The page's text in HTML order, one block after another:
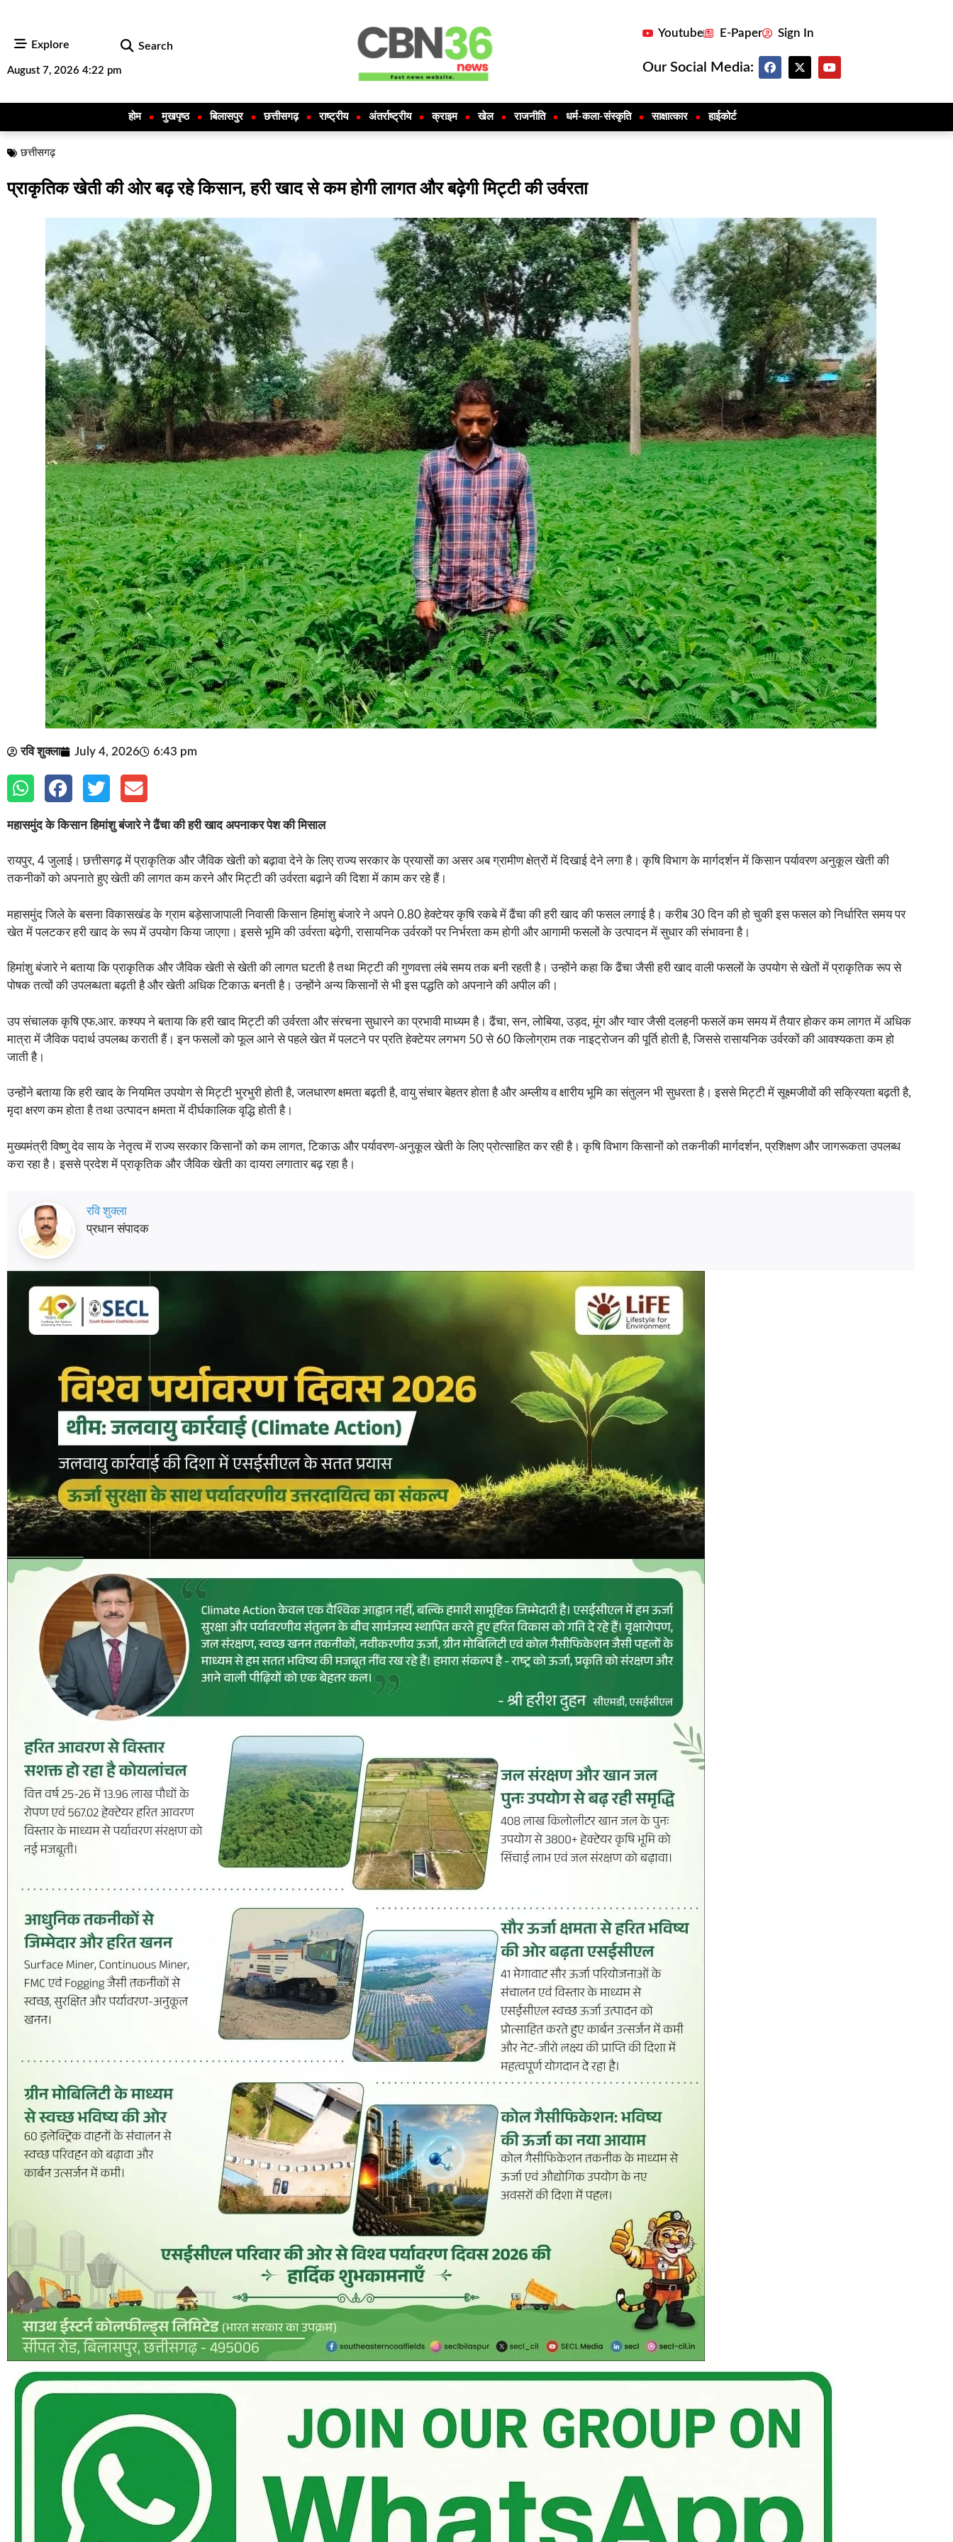
Explore Search
August 7, 2026 4:22 pm
Youtube E-Paper Sign In
Our Social Media:
होम मुखपृष्ठ बिलासपुर छत्तीसगढ़ राष्ट्रीय अंतर्राष्ट्रीय क्राइम खेल राजनीति धर्म-कला-संस्कृति साक्षात्कार हाईकोर्ट
छत्तीसगढ़
प्राकृतिक खेती की ओर बढ़ रहे किसान, हरी खाद से कम होगी लागत और बढ़ेगी मिट्टी की उर्वरता
रवि शुक्ला July 4, 2026 6:43 pm
महासमुंद के किसान हिमांशु बंजारे ने ढैंचा की हरी खाद अपनाकर पेश की मिसाल
रायपुर, 4 जुलाई। छत्तीसगढ़ में प्राकृतिक और जैविक खेती को बढ़ावा देने के लिए राज्य सरकार के प्रयासों का असर अब ग्रामीण क्षेत्रों में दिखाई देने लगा है। कृषि विभाग के मार्गदर्शन में किसान पर्यावरण अनुकूल खेती की
तकनीकों को अपनाते हुए खेती की लागत कम करने और मिट्टी की उर्वरता बढ़ाने की दिशा में काम कर रहे हैं।
महासमुंद जिले के बसना विकासखंड के ग्राम बड़ेसाजापाली निवासी किसान हिमांशु बंजारे ने अपने 0.80 हेक्टेयर कृषि रकबे में ढैंचा की हरी खाद की फसल लगाई है। करीब 30 दिन की हो चुकी इस फसल को निर्धारित समय पर
खेत में पलटकर हरी खाद के रूप में उपयोग किया जाएगा। इससे भूमि की उर्वरता बढ़ेगी, रासायनिक उर्वरकों पर निर्भरता कम होगी और आगामी फसलों के उत्पादन में सुधार की संभावना है।
हिमांशु बंजारे ने बताया कि प्राकृतिक और जैविक खेती से खेती की लागत घटती है तथा मिट्टी की गुणवत्ता लंबे समय तक बनी रहती है। उन्होंने कहा कि ढैंचा जैसी हरी खाद वाली फसलों के उपयोग से खेतों में प्राकृतिक रूप से
पोषक तत्वों की उपलब्धता बढ़ती है और खेती अधिक टिकाऊ बनती है। उन्होंने अन्य किसानों से भी इस पद्धति को अपनाने की अपील की।
उप संचालक कृषि एफ.आर. कश्यप ने बताया कि हरी खाद मिट्टी की उर्वरता और संरचना सुधारने का प्रभावी माध्यम है। ढैंचा, सन, लोबिया, उड़द, मूंग और ग्वार जैसी दलहनी फसलें कम समय में तैयार होकर कम लागत में अधिक
मात्रा में जैविक पदार्थ उपलब्ध कराती हैं। इन फसलों को फूल आने से पहले खेत में पलटने पर प्रति हेक्टेयर लगभग 50 से 60 किलोग्राम तक नाइट्रोजन की पूर्ति होती है, जिससे रासायनिक उर्वरकों की आवश्यकता कम हो
जाती है।
उन्होंने बताया कि हरी खाद के नियमित उपयोग से मिट्टी भुरभुरी होती है, जलधारण क्षमता बढ़ती है, वायु संचार बेहतर होता है और अम्लीय व क्षारीय भूमि का संतुलन भी सुधरता है। इससे मिट्टी में सूक्ष्मजीवों की सक्रियता बढ़ती है,
मृदा क्षरण कम होता है तथा उत्पादन क्षमता में दीर्घकालिक वृद्धि होती है।
मुख्यमंत्री विष्णु देव साय के नेतृत्व में राज्य सरकार किसानों को कम लागत, टिकाऊ और पर्यावरण-अनुकूल खेती के लिए प्रोत्साहित कर रही है। कृषि विभाग किसानों को तकनीकी मार्गदर्शन, प्रशिक्षण और जागरूकता उपलब्ध
करा रहा है। इससे प्रदेश में प्राकृतिक और जैविक खेती का दायरा लगातार बढ़ रहा है।
रवि शुक्ला
प्रधान संपादक